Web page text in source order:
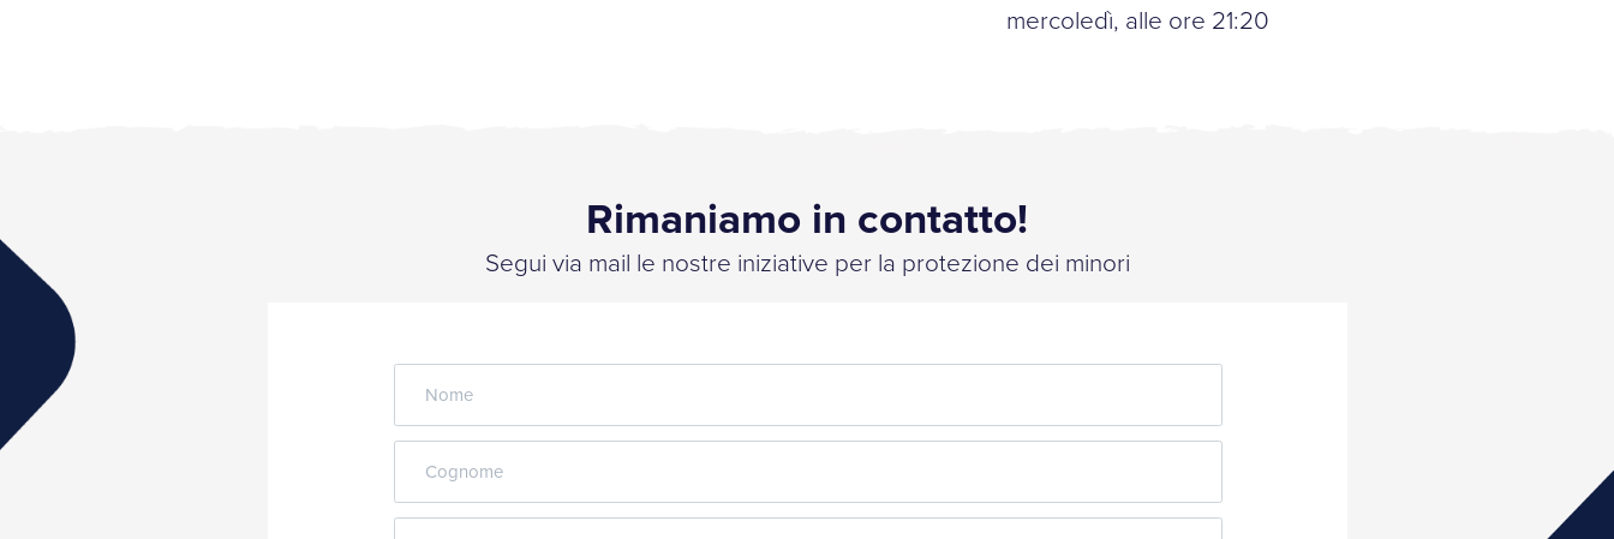
mercoledì, alle ore 21:20
Rimaniamo in contatto!
Segui via mail le nostre iniziative per la protezione dei minori